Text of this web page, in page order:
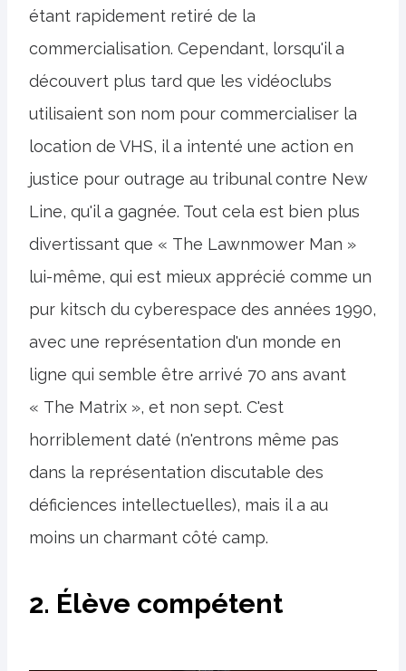
étant rapidement retiré de la
commercialisation. Cependant, lorsqu'il a
découvert plus tard que les vidéoclubs
utilisaient son nom pour commercialiser la
location de VHS, il a intenté une action en
justice pour outrage au tribunal contre New
Line, qu'il a gagnée. Tout cela est bien plus
divertissant que « The Lawnmower Man »
lui-même, qui est mieux apprécié comme un
pur kitsch du cyberespace des années 1990,
avec une représentation d'un monde en
ligne qui semble être arrivé 70 ans avant
« The Matrix », et non sept. C'est
horriblement daté (n'entrons même pas
dans la représentation discutable des
déficiences intellectuelles), mais il a au
moins un charmant côté camp.
2. Élève compétent